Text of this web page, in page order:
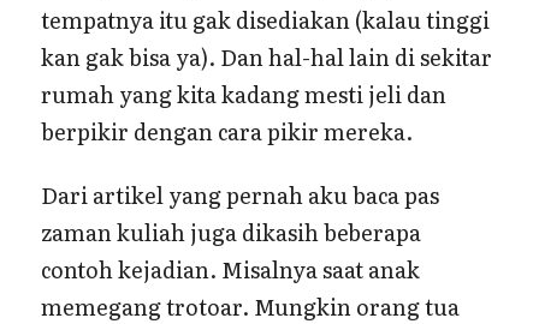
tempatnya itu gak disediakan (kalau tinggi
kan gak bisa ya). Dan hal-hal lain di sekitar
rumah yang kita kadang mesti jeli dan
berpikir dengan cara pikir mereka.
Dari artikel yang pernah aku baca pas
zaman kuliah juga dikasih beberapa
contoh kejadian. Misalnya saat anak
memegang trotoar. Mungkin orang tua